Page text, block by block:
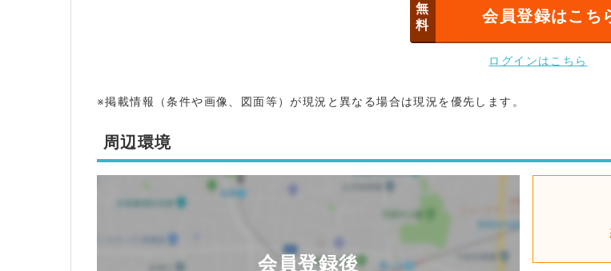
無
料
会員登録はこち
ログインはこちら
※掲載情報（条件や画像、図面等）が現況と異なる場合は現況を優先します。
周辺環境
会員登録後